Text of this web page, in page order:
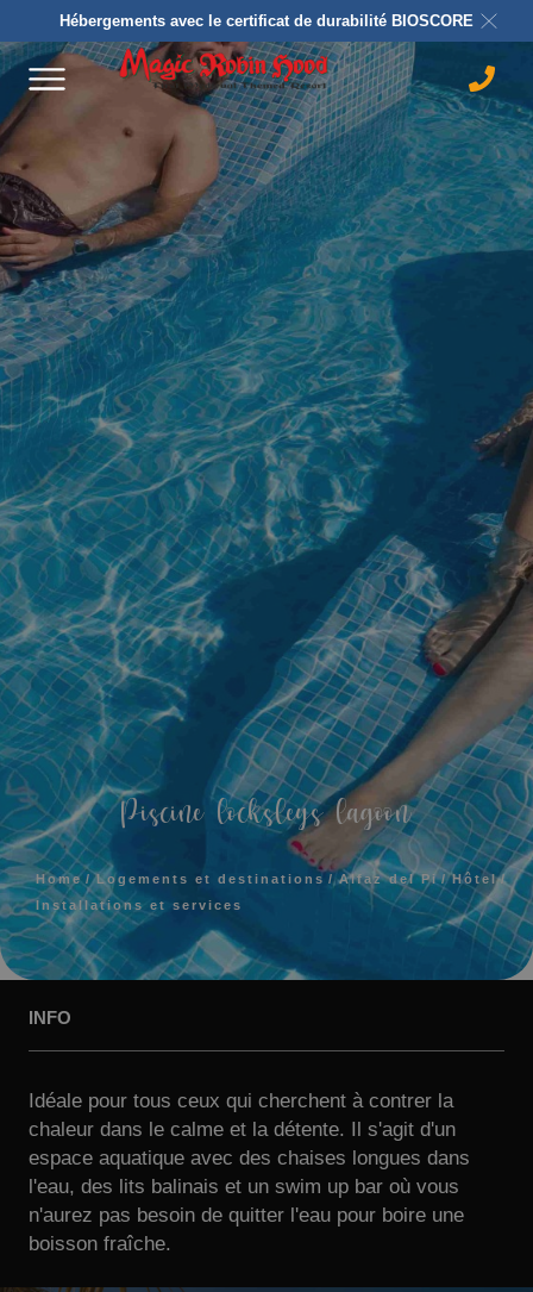
Hébergements avec le certificat de durabilité BIOSCORE
Piscine locksleys lagoon
Home Logements et destinations Alfaz del Pi
Hôtel
Installations et services
INFO
Idéale pour tous ceux qui cherchent à contrer la
chaleur dans le calme et la détente. Il s'agit d'un
espace aquatique avec des chaises longues dans
l'eau, des lits balinais et un swim up bar où vous
n'aurez pas besoin de quitter l'eau pour boire une
boisson fraîche.